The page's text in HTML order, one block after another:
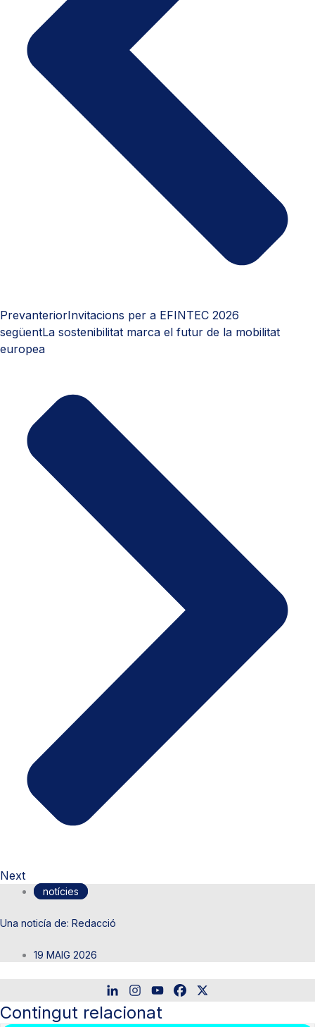
PrevanteriorInvitacions per a EFINTEC 2026
següentLa sostenibilitat marca el futur de la mobilitat
europea
Next
notícies
Redacció
19 MAIG 2026
Contingut relacionat